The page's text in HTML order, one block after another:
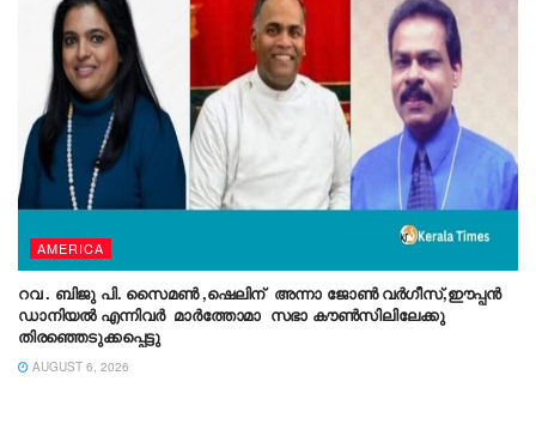
AMERICA
റവ . ബിജു പി. സൈമൺ ,ഷെലിന് അന്നാ ജോൺ വർഗീസ്,ഈപ്പൻ
ഡാനിയൽ എന്നിവർ മാർത്തോമാ സഭാ കൗൺസിലിലേക്കു
തിരഞ്ഞെടുക്കപ്പെട്ടു
AUGUST 6, 2026